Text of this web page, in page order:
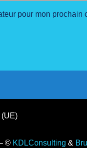
pour mon prochain
(UE)
© KDLConsulting &